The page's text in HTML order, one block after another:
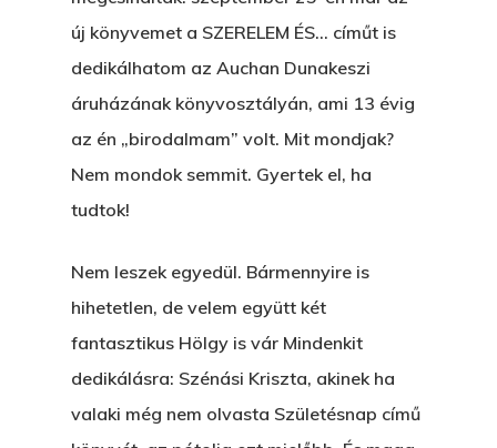
új könyvemet a SZERELEM ÉS… címűt is
dedikálhatom az Auchan Dunakeszi
áruházának könyvosztályán, ami 13 évig
az én „birodalmam” volt. Mit mondjak?
Nem mondok semmit. Gyertek el, ha
tudtok!
Nem leszek egyedül. Bármennyire is
hihetetlen, de velem együtt két
fantasztikus Hölgy is vár Mindenkit
dedikálásra: Szénási Kriszta, akinek ha
valaki még nem olvasta Születésnap című